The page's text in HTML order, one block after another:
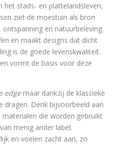
het stads- en plattelandsleven,
ziet de moestuin als bron
en natuurbeleving.
en maakt designs dat dicht
is de goede levenskwaliteit.
vormt de basis voor deze
edgemaar dankzij de klassieke
dragen. Denk bijvoorbeeld aan
die worden gebruikt
menig ander label.
en voelen zacht aan, zo